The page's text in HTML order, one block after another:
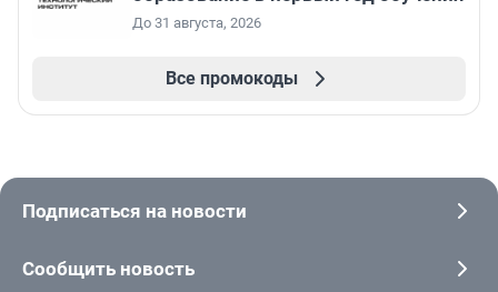
До 31 августа, 2026
Все промокоды
Подписаться на новости
Сообщить новость